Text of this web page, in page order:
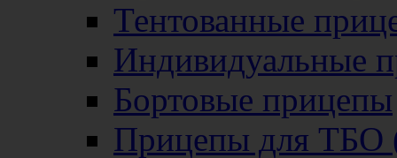
Тентованные
Индивидуальные
Бортовые прицепы
Прицепы для ТБО